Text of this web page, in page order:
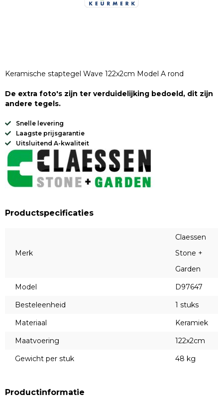
Keramische staptegel Wave 122x2cm Model A rond
De extra foto's zijn ter verduidelijking bedoeld, dit zijn
andere tegels.
Snelle levering
Laagste prijsgarantie
Uitsluitend A-kwaliteit
Productspecificaties
Merk
Claessen
Stone +
Garden
Model
D97647
Besteleenheid
1 stuks
Materiaal
Keramiek
Maatvoering
122x2cm
Gewicht per stuk
48 kg
Productinformatie